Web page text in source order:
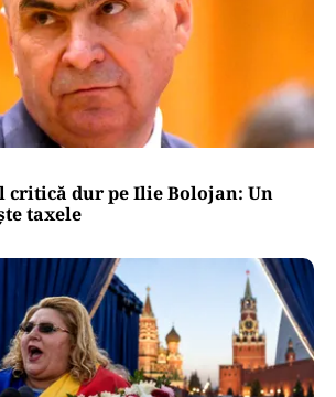
critică dur pe Ilie Bolojan: Un
taxele